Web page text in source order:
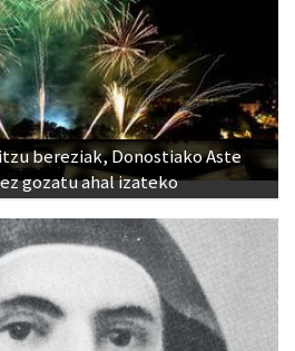
bereziak, Donostiako Aste
gozatu ahal izateko